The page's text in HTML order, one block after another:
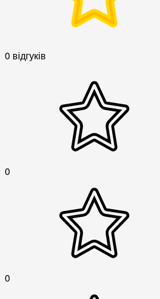
0 відгуків
0
0